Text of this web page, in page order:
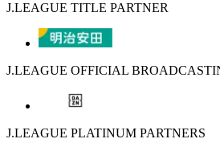
J.LEAGUE TITLE PARTNER
J.LEAGUE OFFICIAL
J.LEAGUE PLATINUM PARTNERS